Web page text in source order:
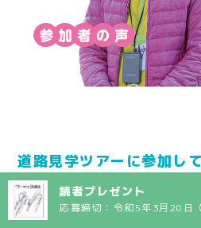
読者プレゼント
応募締切：令和5年3月20日
道路見学ツアーに参加し
（公財）東京都道路整備保全公
参加者を募集しております。参